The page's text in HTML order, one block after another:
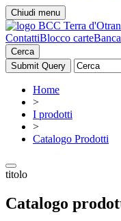
Chiudi menu
ContattiBlocco carte
Cerca
Home
>
I prodotti
>
Catalogo Prodotti
titolo
Catalogo